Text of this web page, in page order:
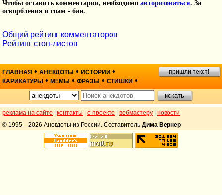
Чтобы оставить комментарии, необходимо авторизоваться. За
оскорбления и спам - бан.
Общий рейтинг комментаторов
Рейтинг стоп-листов
ГЛАВНАЯ • АНЕКДОТЫ • ИСТОРИИ •
КАРИКАТУРЫ • МЕМЫ • ФРАЗЫ • СТИШКИ •
пришли текст!
реклама на сайте контакты о проекте вебмастеру
новости
© 1995—2026 Анекдоты из России. Составитель Дима Вернер